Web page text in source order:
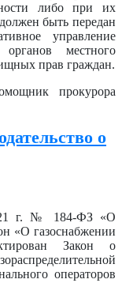
либо при их
быть передан
управление
местного
прав граждан.
прокурора
о
г. № 184-ФЗ «О
«О газоснабжении
Закон о
операторов